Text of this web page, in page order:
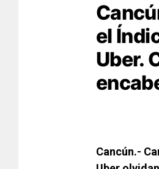
el
Uber.
Cancún.-